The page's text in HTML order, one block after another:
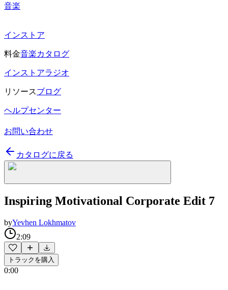
音楽
インストア
料金音楽カタログ
インストアラジオ
リソースブログ
ヘルプセンター
お問い合わせ
カタログに戻る
Inspiring Motivational Corporate Edit 7
byYevhen Lokhmatov
2:09
トラックを購入
0:00